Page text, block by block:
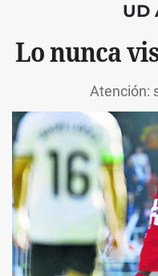
UD
Lo nunca
Atención: